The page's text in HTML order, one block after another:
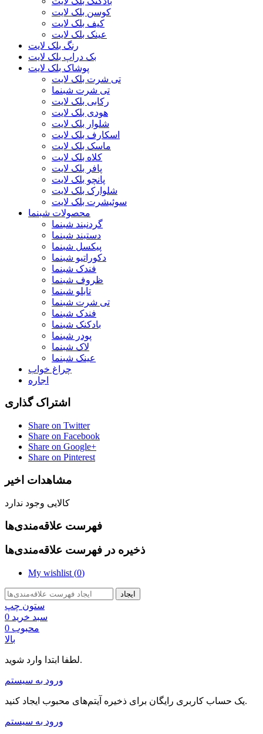
کوسن بلک لایت
کیف بلک لایت
عینک بلک لایت
رنگ بلک لایت
بک دراپ بلک لایت
پوشاک بلک لایت
تی شرت بلک لایت
تی شرت شبنما
رکابی بلک لایت
هودی بلک لایت
شلوار بلک لایت
اسکارف بلک لایت
ماسک بلک لایت
کلاه بلک لایت
پافر بلک لایت
پانچو بلک لایت
شلوارک بلک لایت
سوئیشرت بلک لایت
محصولات شبنما
گردنبند شبنما
دستبند شبنما
پیکسل شبنما
دکوراتیو شبنما
فندک شبنما
ظروف شبنما
تابلو شبنما
تی شرت شبنما
فندک شبنما
بادکنک شبنما
پودر شبنما
لاک شبنما
عینک شبنما
چراغ خواب
اجاره
اشتراک گذاری
Share on Twitter
Share on Facebook
Share on Google+
Share on Pinterest
مشاهدات اخیر
کالایی وجود ندارد
فهرست علاقه‌مندی‌ها
ذخیره در فهرست علاقه‌مندی‌ها
My wishlist (0)
ایجاد
ستون چپ
سبد خرید 0
محبوب 0
بالا
لطفا ابتدا وارد شوید.
ورود به سیستم
یک حساب کاربری رایگان برای ذخیره آیتم‌های محبوب ایجاد کنید.
ورود به سیستم